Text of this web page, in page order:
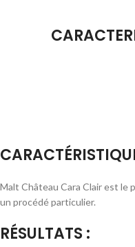
Malt Château Cara Clair est le
un procédé particulier.
RÉSULTATS :